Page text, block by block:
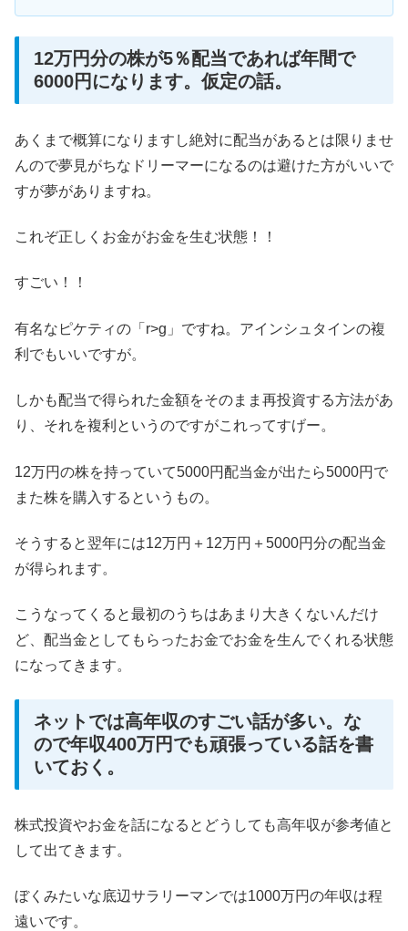
12万円分の株が5％配当であれば年間で
6000円になります。仮定の話。
あくまで概算になりますし絶対に配当があるとは限りませ
んので夢見がちなドリーマーになるのは避けた方がいいで
すが夢がありますね。
これぞ正しくお金がお金を生む状態！！
すごい！！
有名なピケティの「r>g」ですね。アインシュタインの複
利でもいいですが。
しかも配当で得られた金額をそのまま再投資する方法があ
り、それを複利というのですがこれってすげー。
12万円の株を持っていて5000円配当金が出たら5000円で
また株を購入するというもの。
そうすると翌年には12万円＋12万円＋5000円分の配当金
が得られます。
こうなってくると最初のうちはあまり大きくないんだけ
ど、配当金としてもらったお金でお金を生んでくれる状態
になってきます。
ネットでは高年収のすごい話が多い。な
ので年収400万円でも頑張っている話を書
いておく。
株式投資やお金を話になるとどうしても高年収が参考値と
して出てきます。
ぼくみたいな底辺サラリーマンでは1000万円の年収は程
遠いです。